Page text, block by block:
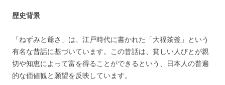
歴史背景
「ねずみと爺さ」は、江戸時代に書かれた「大福茶釜」という
有名な昔話に基づいています。この昔話は、貧しい人びとが親
切や知恵によって富を得ることができるという、日本人の普遍
的な価値観と願望を反映しています。